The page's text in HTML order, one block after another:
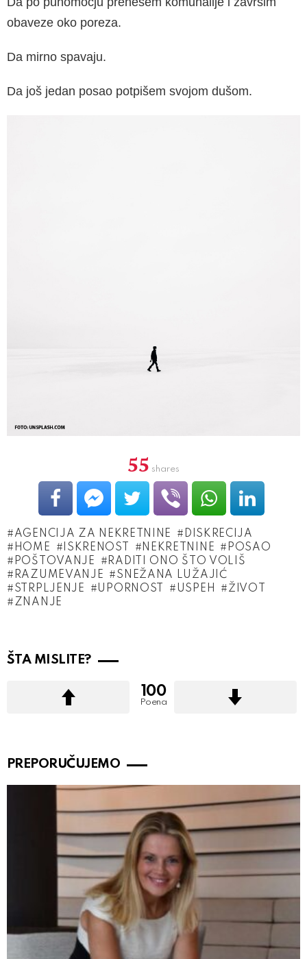
obaveze oko pore­za.
Da mirno spavaju.
Da još jedan posao potpišem svojom dušom.
55 shares
AGENCIJA ZA NEKRETNINE
DISKRECIJA
HOME
ISKRENOST NEKRETNINE
POSAO
POŠTOVANJE
RADITI ONO ŠTO VOLIŠ
RAZUMEVANJE
SNEŽANA LUŽAJIĆ
STRPLJENJE
UPORNOST USPEH
ŽIVOT
ZNANJE
ŠTA MISLITE?
100
Poena
PREPORUČUJEMO